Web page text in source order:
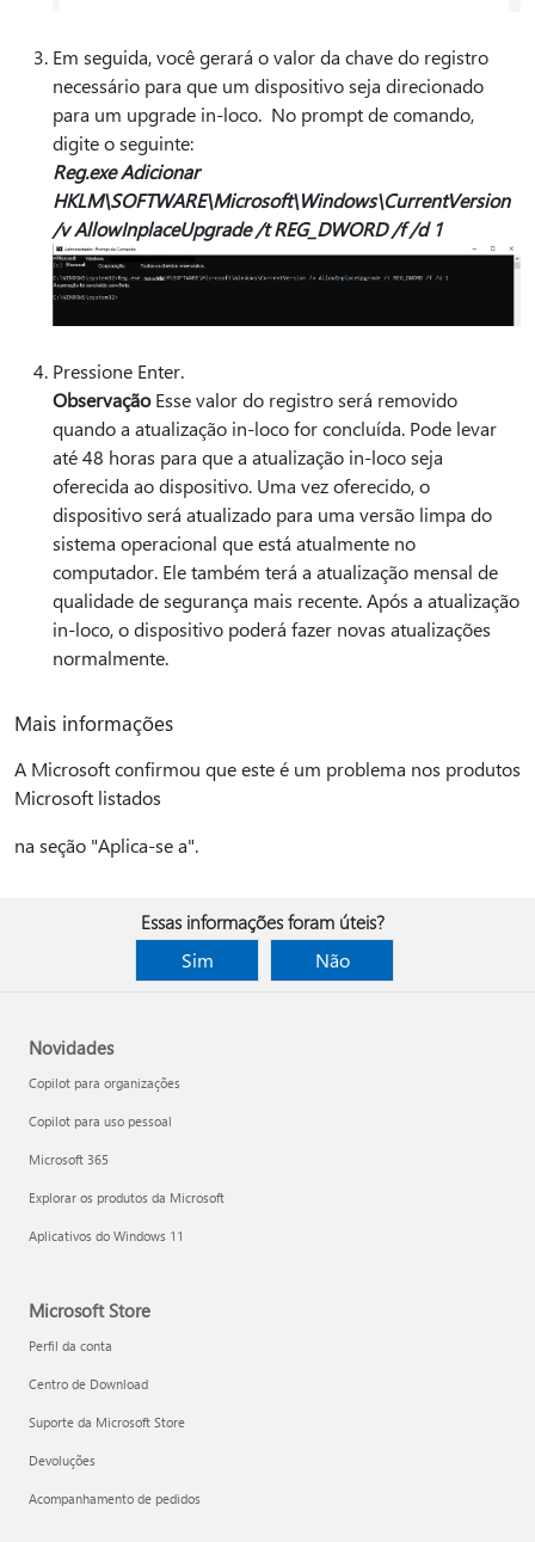
Em seguida, você gerará o valor da chave do registro
necessário para que um dispositivo seja direcionado
para um upgrade in-loco. No prompt de comando,
digite o seguinte:
Reg.exe Adicionar
HKLM\SOFTWARE\Microsoft\Windows\CurrentVersion
/v AllowInplaceUpgrade /t REG_DWORD /f /d 1
Pressione Enter.
ObservaçãoEsse valor do registro será removido
quando a atualização in-loco for concluída. Pode levar
até 48 horas para que a atualização in-loco seja
oferecida ao dispositivo. Uma vez oferecido, o
dispositivo será atualizado para uma versão limpa do
sistema operacional que está atualmente no
computador. Ele também terá a atualização mensal de
qualidade de segurança mais recente. Após a atualização
in-loco, o dispositivo poderá fazer novas atualizações
normalmente.
Mais informações
A Microsoft confirmou que este é um problema nos produtos
Microsoft listados
na seção "Aplica-se a".
Essas informações foram úteis?
Sim
Não
Novidades
Copilot para organizações
Copilot para uso pessoal
Microsoft 365
Explorar os produtos da Microsoft
Aplicativos do Windows 11
Microsoft Store
Perfil da conta
Centro de Download
Suporte da Microsoft Store
Devoluções
Acompanhamento de pedidos